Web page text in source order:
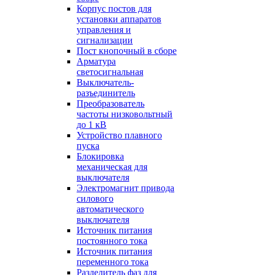
Корпус постов для
установки аппаратов
управления и
сигнализации
Пост кнопочный в сборе
Арматура
светосигнальная
Выключатель-
разъединитель
Преобразователь
частоты низковольтный
до 1 кВ
Устройство плавного
пуска
Блокировка
механическая для
выключателя
Электромагнит привода
силового
автоматического
выключателя
Источник питания
постоянного тока
Источник питания
переменного тока
Разделитель фаз для